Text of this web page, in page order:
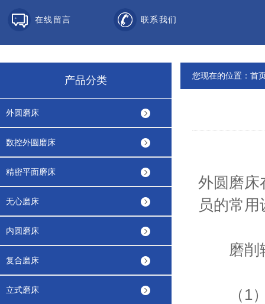
在线留言 联系我们
产品分类
外圆磨床
数控外圆磨床
精密平面磨床
无心磨床
内圆磨床
复合磨床
立式磨床
您现在的位置： 首
外圆磨床
员的常
磨削辊
（1）